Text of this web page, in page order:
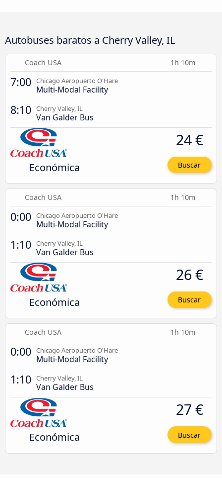
Autobuses baratos a Cherry Valley, IL
Coach USA 1h 10m
7:00 Chicago Aeropuerto O'Hare
Multi-Modal Facility
8:10 Cherry Valley, IL
Van Galder Bus
Económica
24 €
Buscar
Coach USA 1h 10m
0:00 Chicago Aeropuerto O'Hare
Multi-Modal Facility
1:10 Cherry Valley, IL
Van Galder Bus
Económica
26 €
Buscar
Coach USA 1h 10m
0:00 Chicago Aeropuerto O'Hare
Multi-Modal Facility
1:10 Cherry Valley, IL
Van Galder Bus
Económica
27 €
Buscar